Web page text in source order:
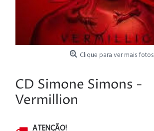
Clique para ver mais fotos
CD Simone Simons -
Vermillion
ATENÇÃO!